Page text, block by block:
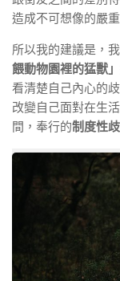
造成不可想像的嚴重
所以我的建議是，
餵動物園裡的猛獸」
看清楚自己內心的
改變自己面對在生
間，奉行的制度性